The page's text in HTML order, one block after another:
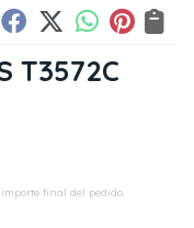
T3572C
final del pedido.